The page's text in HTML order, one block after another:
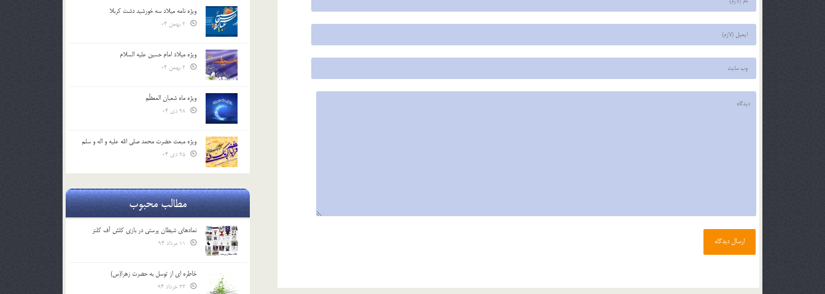
ویژه نامه میلاد سه خورشید دشت کربلا
ویژه میلاد امام حسین علیه السلام
ویژه ماه شعبان المعظّم
ویژه مبعث حضرت محمد صلی الله علیه و اله و سلم
مطالب محبوب
نمادهای شیطان پرستی در بازی کلش آف کلنز
خاطره ای از توسل به حضرت زهرا(س)